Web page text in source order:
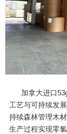
加拿大进口
工艺与可持续发
持续森林管理木
生产过程实现零